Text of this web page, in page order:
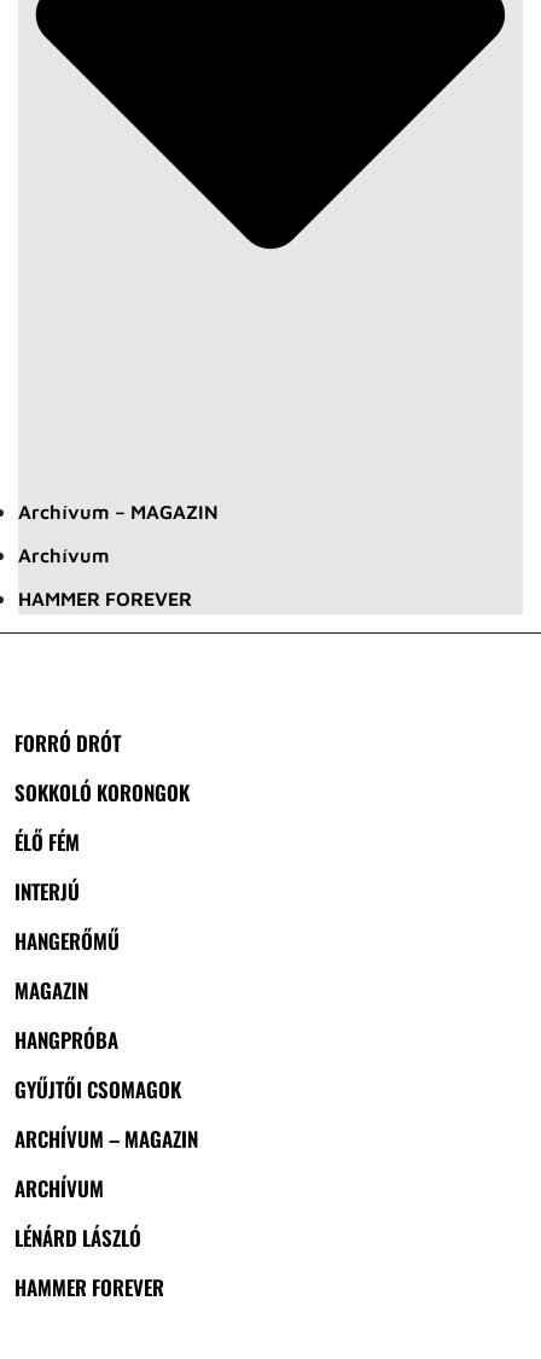
Archívum – MAGAZIN
Archívum
HAMMER FOREVER
FORRÓ DRÓT
SOKKOLÓ KORONGOK
ÉLŐ FÉM
INTERJÚ
HANGERŐMŰ
MAGAZIN
HANGPRÓBA
GYŰJTŐI CSOMAGOK
ARCHÍVUM – MAGAZIN
ARCHÍVUM
LÉNÁRD LÁSZLÓ
HAMMER FOREVER